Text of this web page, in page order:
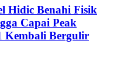
Hidic Benahi Fisik
Capai Peak
Kembali Bergulir